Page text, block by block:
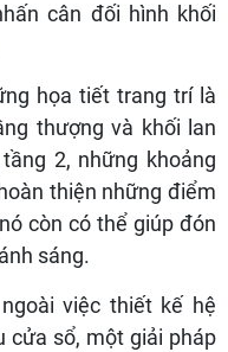
cân đối hình khối
họa tiết trang trí là
thượng và khối lan
2, những khoảng
thiện những điểm
còn có thể giúp đón
sáng.
việc thiết kế hệ
cửa sổ, một giải pháp